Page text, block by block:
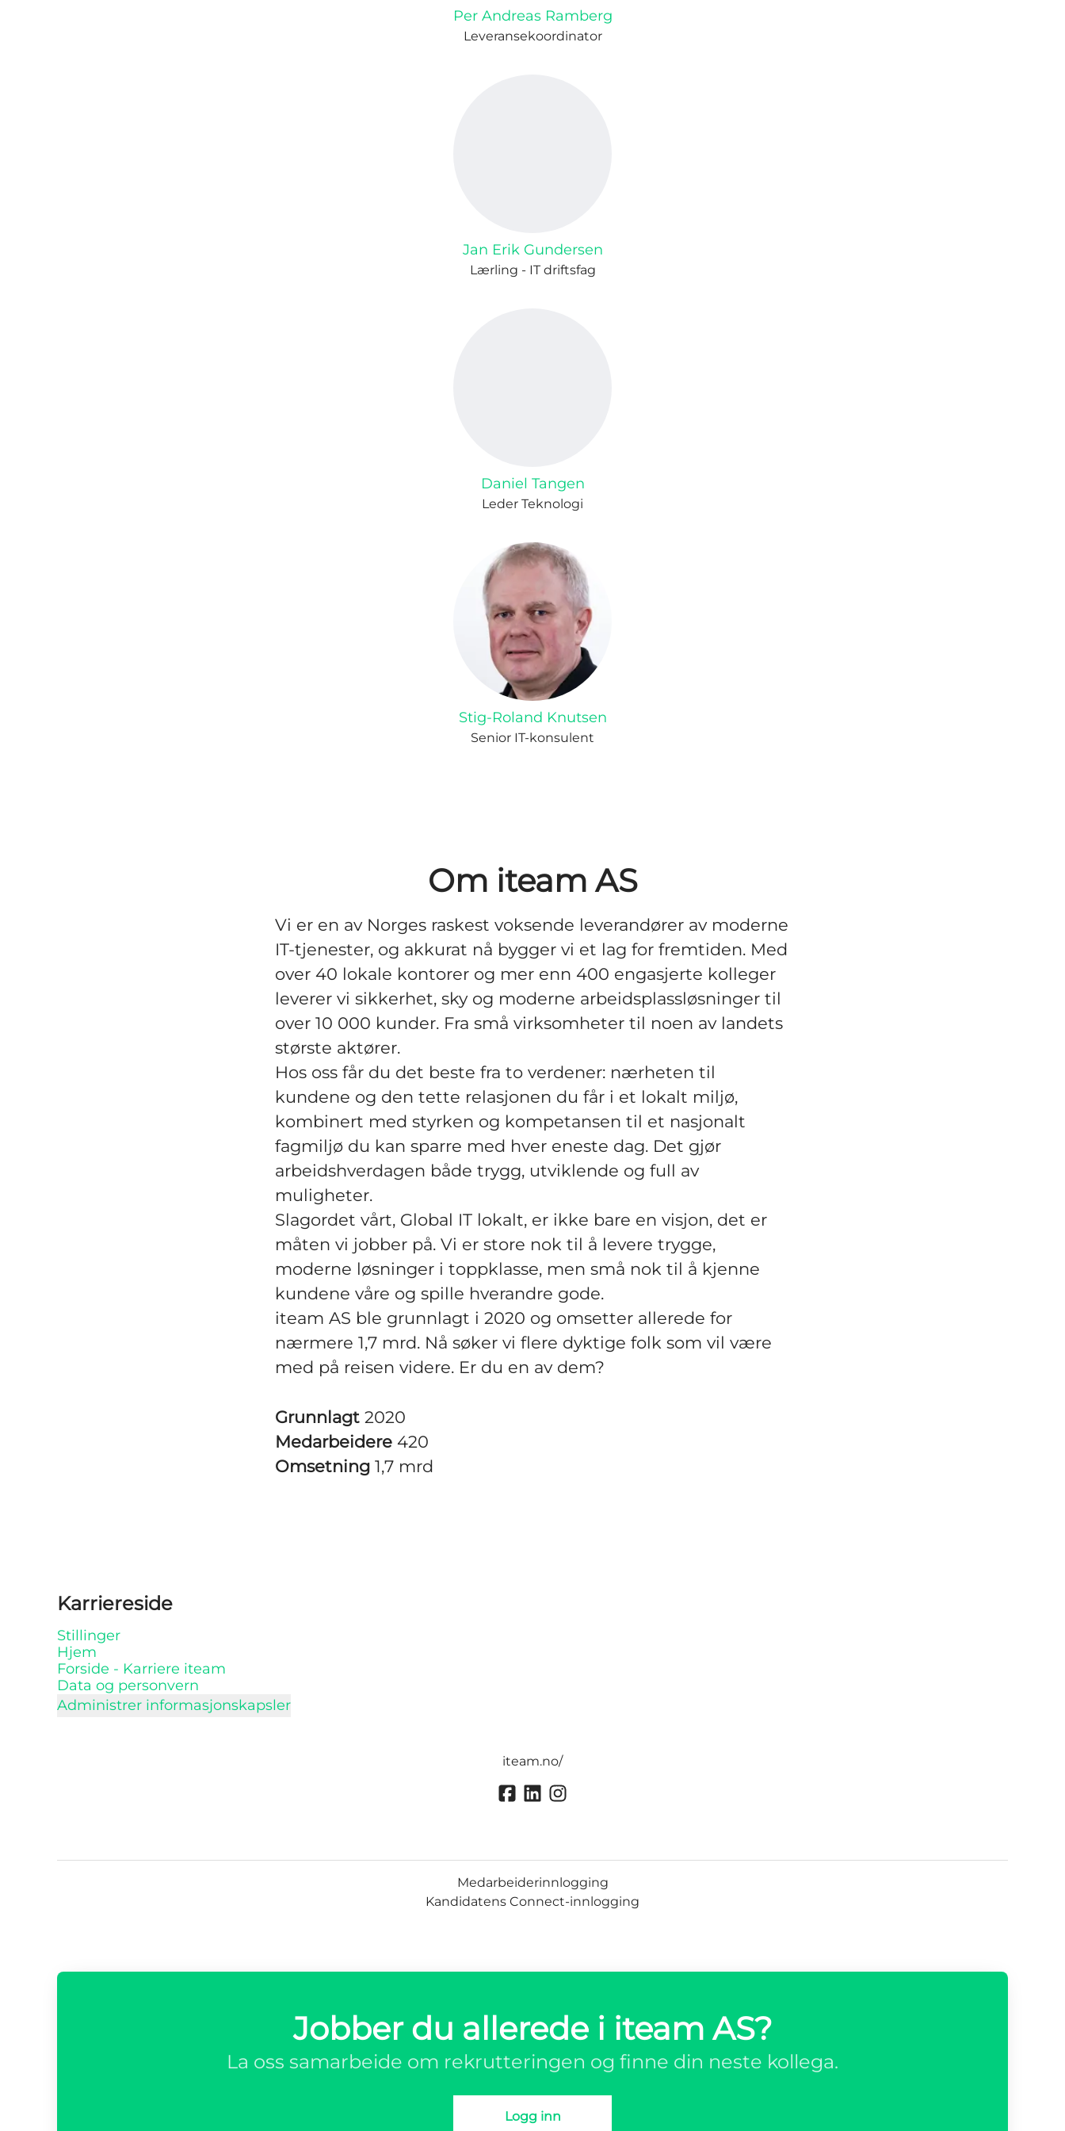
Per Andreas Ramberg
Leveransekoordinator
Jan Erik Gundersen
Lærling - IT driftsfag
Daniel Tangen
Leder Teknologi
Stig-Roland Knutsen
Senior IT-konsulent
Om iteam AS
Vi er en av Norges raskest voksende leverandører av moderne
IT-tjenester, og akkurat nå bygger vi et lag for fremtiden. Med
over 40 lokale kontorer og mer enn 400 engasjerte kolleger
leverer vi sikkerhet, sky og moderne arbeidsplassløsninger til
over 10 000 kunder. Fra små virksomheter til noen av landets
største aktører.
Hos oss får du det beste fra to verdener: nærheten til
kundene og den tette relasjonen du får i et lokalt miljø,
kombinert med styrken og kompetansen til et nasjonalt
fagmiljø du kan sparre med hver eneste dag. Det gjør
arbeidshverdagen både trygg, utviklende og full av
muligheter.
Slagordet vårt, Global IT lokalt, er ikke bare en visjon, det er
måten vi jobber på. Vi er store nok til å levere trygge,
moderne løsninger i toppklasse, men små nok til å kjenne
kundene våre og spille hverandre gode.
iteam AS ble grunnlagt i 2020 og omsetter allerede for
nærmere 1,7 mrd. Nå søker vi flere dyktige folk som vil være
med på reisen videre. Er du en av dem?
Grunnlagt 2020
Medarbeidere 420
Omsetning 1,7 mrd
Karriereside
Stillinger
Hjem
Forside - Karriere iteam
Data og personvern
Administrer informasjonskapsler
iteam.no/
Medarbeiderinnlogging
Kandidatens Connect-innlogging
Jobber du allerede i iteam AS?
La oss samarbeide om rekrutteringen og finne din neste kollega.
Logg inn